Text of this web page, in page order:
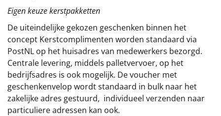
Eigen keuze kerstpakketten
De uiteindelijke gekozen geschenken binnen het
concept Kerstcomplimenten worden standaard via
PostNL op het huisadres van medewerkers bezorgd.
Centrale levering, middels palletvervoer, op het
bedrijfsadres is ook mogelijk. De voucher met
geschenkenvelop wordt standaard in bulk naar het
zakelijke adres gestuurd, individueel verzenden naar
particuliere adressen kan ook.